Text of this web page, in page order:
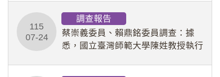
行拍攝特定樣態性影像並以手機傳送
劉師。該生因畏懼成
115
07-24
調查報告
蔡崇義委員、賴鼎銘委員調查：據
悉，國立臺灣師範大學陳姓教授執行